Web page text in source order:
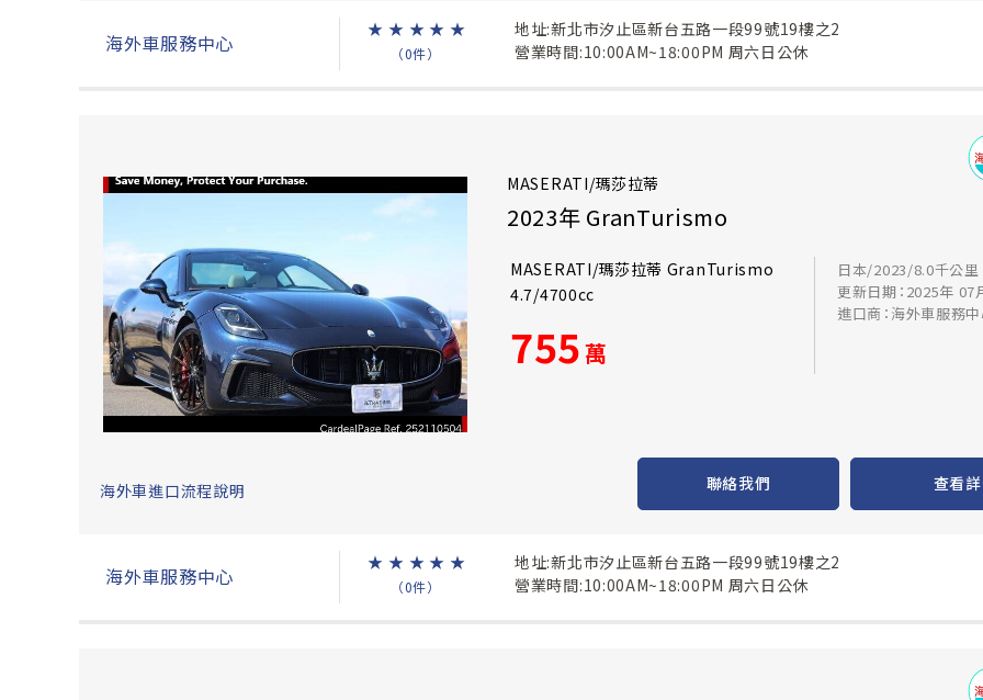
海外車服務中心
★ ★ ★ ★ ★
（0件）
地址:新北市汐止區新台五路一段99號19樓之2
營業時間:10:00AM~18:00PM 周六日公休
MASERATI/瑪莎拉蒂
2023年 GranTurismo
MASERATI/瑪莎拉蒂 GranTurismo
4.7/4700cc
755萬
日本/2023/8.0千公里
更新日期：2025年 07
進口商：海外車服務
海外車進口流程說明 聯絡我們 查看
海外車服務中心
★ ★ ★ ★ ★
（0件）
地址:新北市汐止區新台五路一段99號19樓之2
營業時間:10:00AM~18:00PM 周六日公休